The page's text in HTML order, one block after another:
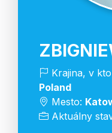
Krajina, v
Poland
Mesto:
Aktuálny